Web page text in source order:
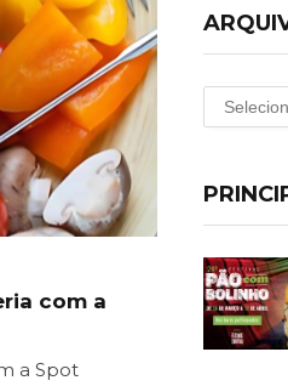
com a
a Spot
Arquivos